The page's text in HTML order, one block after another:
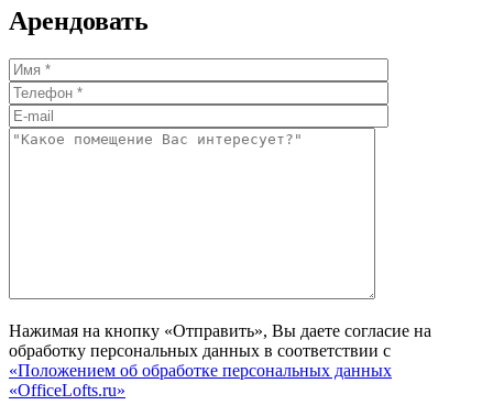
Арендовать
Нажимая на кнопку «Отправить», Вы даете согласие на
обработку персональных данных в соответствии с
«Положением об обработке персональных данных
«OfficeLofts.ru»